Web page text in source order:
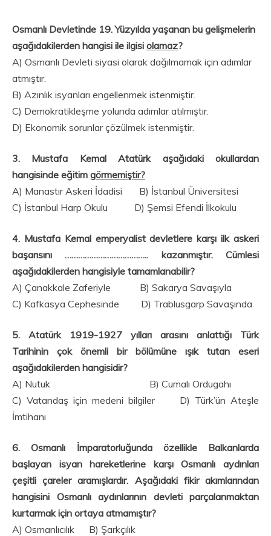
Osmanlı Devletinde 19. Yüzyılda yaşanan bu gelişmelerin
aşağıdakilerden hangisi ile ilgisi olamaz?
A) Osmanlı Devleti siyasi olarak dağılmamak için adımlar
atmıştır.
B) Azınlık isyanları engellenmek istenmiştir.
C) Demokratikleşme yolunda adımlar atılmıştır.
D) Ekonomik sorunlar çözülmek istenmiştir.
3. Mustafa Kemal Atatürk aşağıdaki okullardan
hangisinde eğitim görmemiştir?
A) Manastır Askeri İdadisi B) İstanbul Üniversitesi
C) İstanbul Harp Okulu D) Şemsi Efendi İlkokulu
4. Mustafa Kemal emperyalist devletlere karşı ilk askeri
başarısını ……………………………….. kazanmıştır. Cümlesi
aşağıdakilerden hangisiyle tamamlanabilir?
A) Çanakkale Zaferiyle B) Sakarya Savaşıyla
C) Kafkasya Cephesinde D) Trablusgarp Savaşında
5. Atatürk 1919-1927 yılları arasını anlattığı Türk
Tarihinin çok önemli bir bölümüne ışık tutan eseri
aşağıdakilerden hangisidir?
A) Nutuk B) Cumalı Ordugahı
C) Vatandaş için medeni bilgiler D) Türk’ün Ateşle
İmtihanı
6. Osmanlı İmparatorluğunda özellikle Balkanlarda
başlayan isyan hareketlerine karşı Osmanlı aydınları
çeşitli çareler aramışlardır. Aşağıdaki fikir akımlarından
hangisini Osmanlı aydınlarının devleti parçalanmaktan
kurtarmak için ortaya atmamıştır?
A) Osmanlıcılık B) Şarkçılık